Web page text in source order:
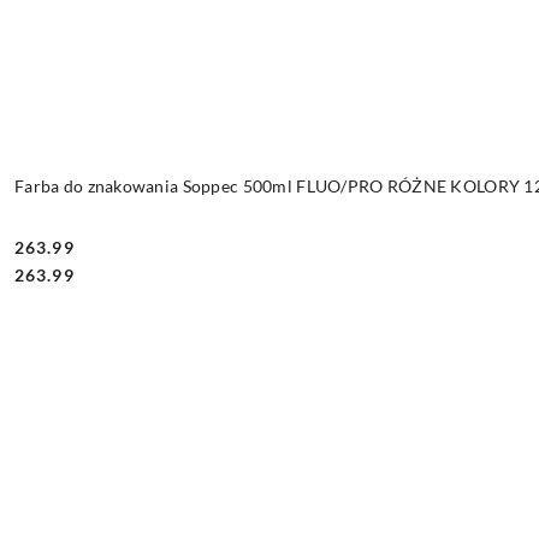
Farba do znakowania Soppec 500ml FLUO/PRO RÓŻNE KOLORY
Cena:
263.99
Cena:
263.99